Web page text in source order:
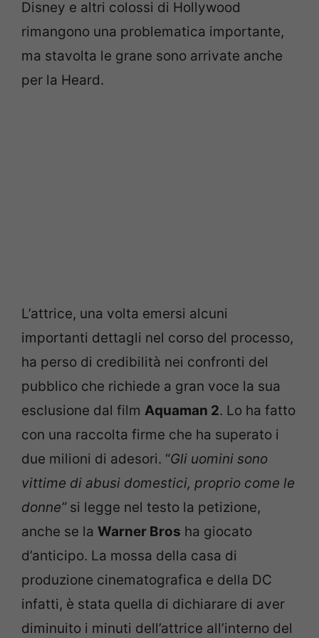
Disney e altri colossi di Hollywood
rimangono una problematica importante,
ma stavolta le grane sono arrivate anche
per la Heard.
L’attrice, una volta emersi alcuni
importanti dettagli nel corso del processo,
ha perso di credibilità nei confronti del
pubblico che richiede a gran voce la sua
esclusione dal film Aquaman 2. Lo ha fatto
con una raccolta firme che ha superato i
due milioni di adesori. “Gli uomini sono
vittime di abusi domestici, proprio come le
donne”si legge nel testo la petizione,
anche se la Warner Bros ha giocato
d’anticipo. La mossa della casa di
produzione cinematografica e della DC
infatti, è stata quella di dichiarare di aver
diminuito i minuti dell’attrice all’interno del